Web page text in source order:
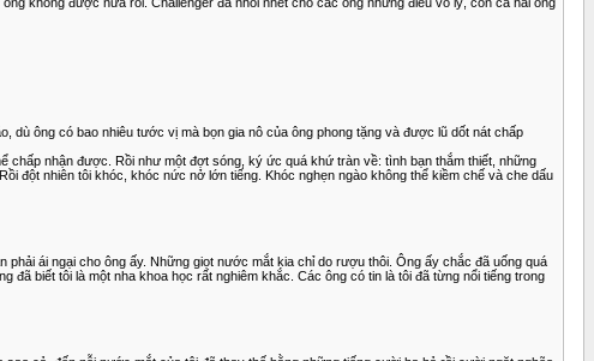
dù ông có bao nhiêu tước vị mà bọn gia nô của ông phong tặng và được lũ dốt nát chấp
chấp nhận được. Rồi như một đợt sóng, ký ức quá khứ tràn về: tình bạn thắm thiết, những
đột nhiên tôi khóc, khóc nức nở lớn tiếng. Khóc nghẹn ngào không thể kiềm chế và che dấu
ái ngại cho ông ấy. Những giọt nước mắt kia chỉ do rượu thôi. Ông ấy chắc đã uống quá
biết tôi là một nha khoa học rất nghiêm khắc. Các ông có tin là tôi đã từng nổi tiếng trong